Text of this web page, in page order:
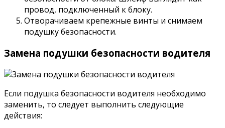
провод, подключенный к блоку.
Отворачиваем крепежные винты и снимаем
подушку безопасности.
Замена подушки безопасности водителя
Если подушка безопасности водителя необходимо
заменить, то следует выполнить следующие
действия: